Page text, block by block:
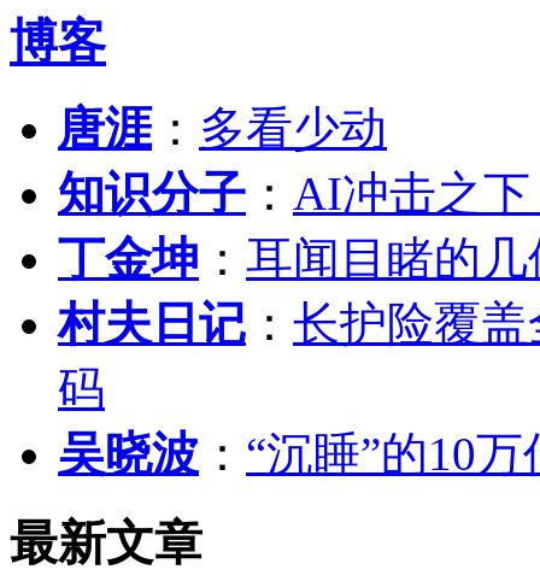
博客
唐涯： 多看少动
知识分子 ： AI冲击之
丁金坤 ： 耳闻目睹的
村夫日记 ： 长护险覆
码
吴晓波 ： “沉睡”的10
最新文章